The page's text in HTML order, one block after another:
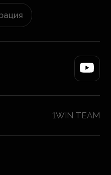
1WIN TEAM